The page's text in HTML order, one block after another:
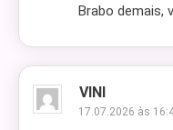
Brabo demais,
VINI
17.07.2026 às